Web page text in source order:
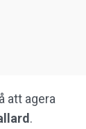
att agera
.